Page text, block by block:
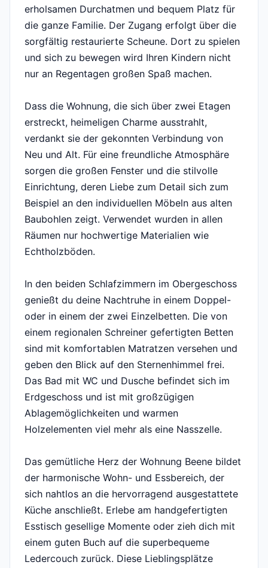
erholsamen Durchatmen und bequem Platz für
die ganze Familie. Der Zugang erfolgt über die
sorgfältig restaurierte Scheune. Dort zu spielen
und sich zu bewegen wird Ihren Kindern nicht
nur an Regentagen großen Spaß machen.
Dass die Wohnung, die sich über zwei Etagen
erstreckt, heimeligen Charme ausstrahlt,
verdankt sie der gekonnten Verbindung von
Neu und Alt. Für eine freundliche Atmosphäre
sorgen die großen Fenster und die stilvolle
Einrichtung, deren Liebe zum Detail sich zum
Beispiel an den individuellen Möbeln aus alten
Baubohlen zeigt. Verwendet wurden in allen
Räumen nur hochwertige Materialien wie
Echtholzböden.
In den beiden Schlafzimmern im Obergeschoss
genießt du deine Nachtruhe in einem Doppel-
oder in einem der zwei Einzelbetten. Die von
einem regionalen Schreiner gefertigten Betten
sind mit komfortablen Matratzen versehen und
geben den Blick auf den Sternenhimmel frei.
Das Bad mit WC und Dusche befindet sich im
Erdgeschoss und ist mit großzügigen
Ablagemöglichkeiten und warmen
Holzelementen viel mehr als eine Nasszelle.
Das gemütliche Herz der Wohnung Beene bildet
der harmonische Wohn- und Essbereich, der
sich nahtlos an die hervorragend ausgestattete
Küche anschließt. Erlebe am handgefertigten
Esstisch gesellige Momente oder zieh dich mit
einem guten Buch auf die superbequeme
Ledercouch zurück. Diese Lieblingsplätze